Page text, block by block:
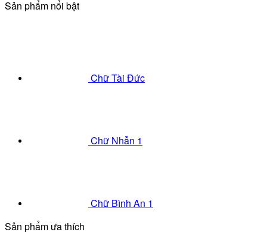
Sản phẩm nổi bật
Chữ Tài Đức
Chữ Nhẫn 1
Chữ Bình An 1
Sản phẩm ưa thích